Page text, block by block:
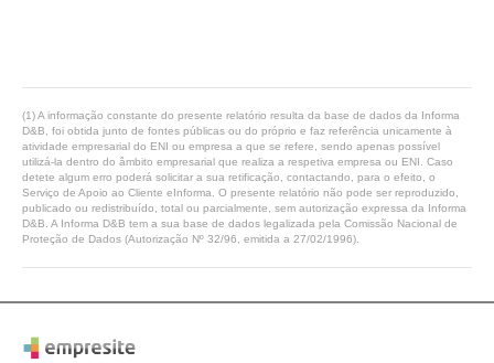
(1) A informação constante do presente relatório resulta da base de dados da Informa
D&B, foi obtida junto de fontes públicas ou do próprio e faz referência unicamente à
atividade empresarial do ENI ou empresa a que se refere, sendo apenas possível
utilizá-la dentro do âmbito empresarial que realiza a respetiva empresa ou ENI. Caso
detete algum erro poderá solicitar a sua retificação, contactando, para o efeito, o
Serviço de Apoio ao Cliente eInforma. O presente relatório não pode ser reproduzido,
publicado ou redistribuído, total ou parcialmente, sem autorização expressa da Informa
D&B. A Informa D&B tem a sua base de dados legalizada pela Comissão Nacional de
Proteção de Dados (Autorização Nº 32/96, emitida a 27/02/1996).